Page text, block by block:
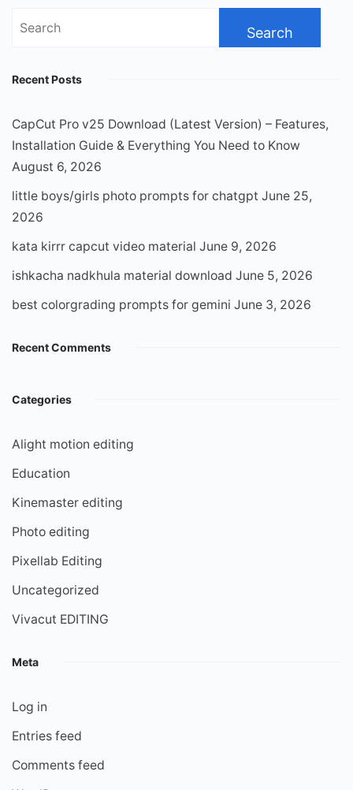
Recent Posts
CapCut Pro v25 Download (Latest Version) – Features,
Installation Guide & Everything You Need to Know
August 6, 2026
little boys/girls photo prompts for chatgpt June 25,
2026
kata kirrr capcut video material June 9, 2026
ishkacha nadkhula material download June 5, 2026
best colorgrading prompts for gemini June 3, 2026
Recent Comments
Categories
Alight motion editing
Education
Kinemaster editing
Photo editing
Pixellab Editing
Uncategorized
Vivacut EDITING
Meta
Log in
Entries feed
Comments feed